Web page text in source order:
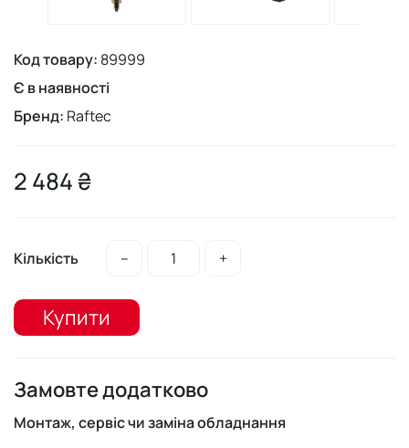
Код товару: 89999
Є в наявності
Бренд: Raftec
2 484 ₴
Кількість – +
Купити
Замовте додатково
Монтаж, сервіс чи заміна обладнання